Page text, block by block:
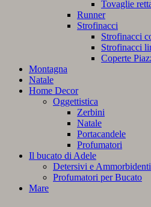
Tovaglie
Runner
Strofinacci
Strofinacci
Strofinacci
Coperte
Montagna
Natale
Home Decor
Oggettistica
Zerbini
Natale
Portacandele
Profumatori
Il bucato di Adele
Detersivi e Ammorbidenti
Profumatori per Bucato
Mare